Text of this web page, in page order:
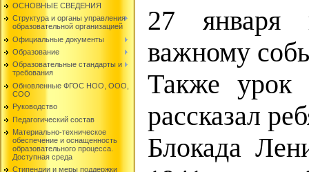
ОСНОВНЫЕ СВЕДЕНИЯ
Структура и органы управления
образовательной организацией
Официальные документы
Образование
Образовательные стандарты и
требования
Обновленные ФГОС НОО, ООО,
СОО
Руководство
Педагогический состав
Материально-техническое
обеспечение и оснащенность
образовательного процесса.
Доступная среда
Стипендии и меры поддержки
27 января
важному
Также урок
рассказал
Блокада